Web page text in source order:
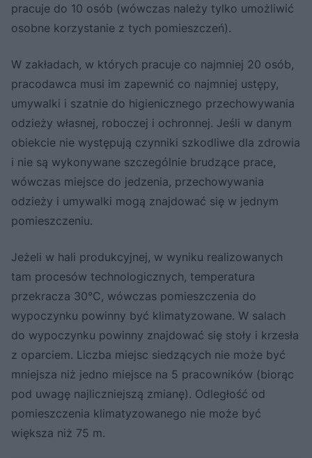
pracuje do 10 osób (wówczas należy tylko umożliwić
osobne korzystanie z tych pomieszczeń).
W zakładach, w których pracuje co najmniej 20 osób,
pracodawca musi im zapewnić co najmniej ustępy,
umywalki i szatnie do higienicznego przechowywania
odzieży własnej, roboczej i ochronnej. Jeśli w danym
obiekcie nie występują czynniki szkodliwe dla zdrowia
i nie są wykonywane szczególnie brudzące prace,
wówczas miejsce do jedzenia, przechowywania
odzieży i umywalki mogą znajdować się w jednym
pomieszczeniu.
Jeżeli w hali produkcyjnej, w wyniku realizowanych
tam procesów technologicznych, temperatura
przekracza 30°C, wówczas pomieszczenia do
wypoczynku powinny być klimatyzowane. W salach
do wypoczynku powinny znajdować się stoły i krzesła
z oparciem. Liczba miejsc siedzących nie może być
mniejsza niż jedno miejsce na 5 pracowników (biorąc
pod uwagę najliczniejszą zmianę). Odległość od
pomieszczenia klimatyzowanego nie może być
większa niż 75 m.